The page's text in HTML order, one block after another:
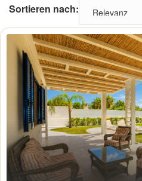
Sortieren nach: